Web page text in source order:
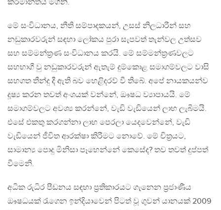
කර්මාන්තය මගිනි.
මේ සංවිධානය, නීති සම්පාදකයන්, උසස් නිලධාරීන් සහ
නඩුකාරවරුන් සඳහා ලෝකය පුරා සැපවත් තැන්වල උත්සව
සහ සම්මන්ත‍්‍රණ සංවිධානය කරයි. මේ සම්මන්ත‍්‍රණවලට
සහභාගී වු නඩුකාරවරුන් ඇතැම් දුම්කොළ සමාගම්වලට වාසි
සහගත තීන්දු දී ඇති බව හෙළිදරව් වී තිබේ. අපේ නායකයන්ව
දූෂ්‍ය කරන තවත් අංශයක් වන්නේ, ඖෂධ ව්‍යාපායයි. මේ
සමාගම්වලට අවශ්‍ය කරන්නේ, වැඩි වැඩියෙන් ලාභ ලැබීමයි.
එසේ එකතු කරගන්නා ලාභ පෙරලා යෙදවෙන්නේ, වැඩි
වැඩියෙන් ජීවිත ආරක්ෂා කිරීමට නොවේ. මේ චිත‍්‍රයට,
සාමාන්‍ය පොදු මිනිසා පෑහෙන්නේ කෙසේද? තව තවත් දුප්පත්
වීමෙනි.
අධික රුධිර පීඩනය සඳහා ප‍්‍රතිකාරයට ගැනෙන ප‍්‍රජාණීය
ඖෂධයක් රැගෙන ඉන්දියාවෙන් පිටත් වූ ගුවන් යානයක් 2009